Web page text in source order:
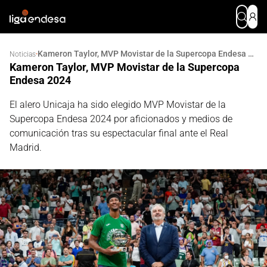
Noticias· Kameron Taylor, MVP Movistar de la Supercopa Endesa 2024
Kameron Taylor, MVP Movistar de la Supercopa
Endesa 2024
El alero Unicaja ha sido elegido MVP Movistar de la
Supercopa Endesa 2024 por aficionados y medios de
comunicación tras su espectacular final ante el Real
Madrid.